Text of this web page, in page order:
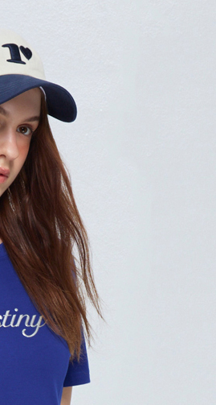
宅配
每筆NT$120，滿NT$2,000(含以上)免運費
離島宅配
每筆NT$400，滿NT$2,000(含以上)免運費
付款後門市自取
免運費
國家/地區配送